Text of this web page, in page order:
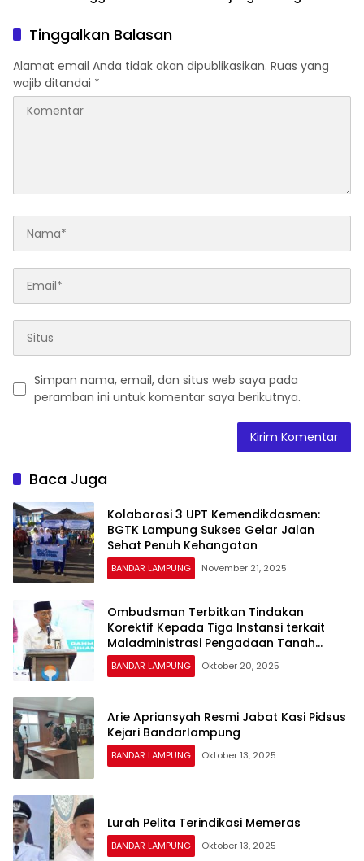
Tinggalkan Balasan
Alamat email Anda tidak akan dipublikasikan. Ruas yang
wajib ditandai *
Simpan nama, email, dan situs web saya pada
peramban ini untuk komentar saya berikutnya.
Baca Juga
Kolaborasi 3 UPT Kemendikdasmen:
BGTK Lampung Sukses Gelar Jalan
Sehat Penuh Kehangatan
BANDAR LAMPUNG November 21, 2025
Ombudsman Terbitkan Tindakan
Korektif Kepada Tiga Instansi terkait
Maladministrasi Pengadaan Tanah
Jalan Tol
BANDAR LAMPUNG Oktober 20, 2025
Arie Apriansyah Resmi Jabat Kasi Pidsus
Kejari Bandarlampung
BANDAR LAMPUNG Oktober 13, 2025
Lurah Pelita Terindikasi Memeras
BANDAR LAMPUNG Oktober 13, 2025